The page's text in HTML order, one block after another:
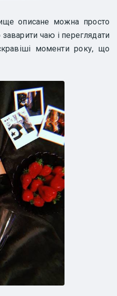
описане можна просто
чаю і переглядати
моменти року, що